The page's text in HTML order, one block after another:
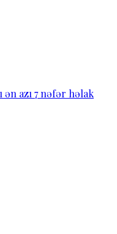
ən azı 7 nəfər həlak